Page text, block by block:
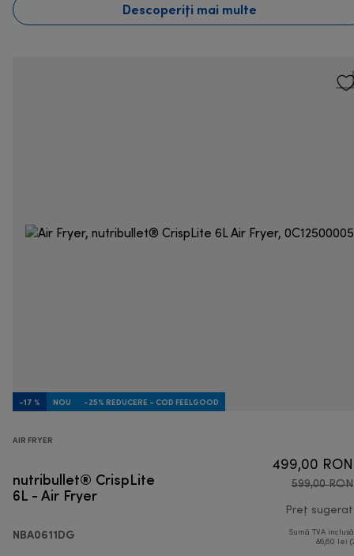
Descoperiți mai multe
-17 % NOU -25% REDUCERE - COD FEELGOOD
AIR FRYER
nutribullet® CrispLite
6L - Air Fryer
NBA0611DG
499,00 RON
599,00 RON
Preț sugerat
Sumă TVA
86,60 lei